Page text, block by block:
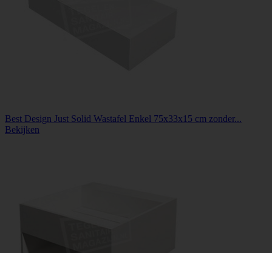
Best Design Just Solid Wastafel Enkel 75x33x15 cm zonder...
Bekijken